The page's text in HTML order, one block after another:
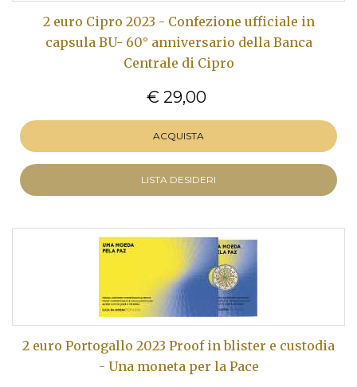
2 euro Cipro 2023 - Confezione ufficiale in
capsula BU- 60° anniversario della Banca
Centrale di Cipro
€ 29,00
ACQUISTA
LISTA DESIDERI
2 euro Portogallo 2023 Proof in blister e custodia
- Una moneta per la Pace